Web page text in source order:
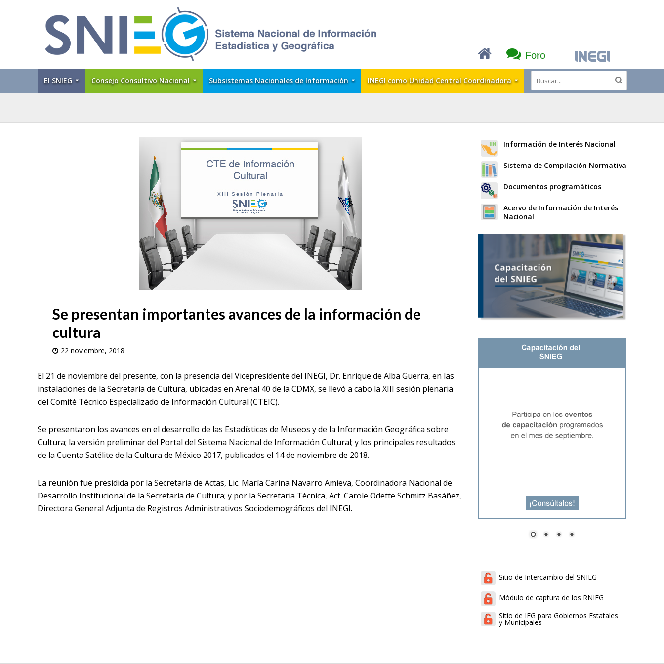
Foro
El SNIEG Consejo Consultivo Nacional Subsistemas Nacionales de Información INEGI como Unidad Central Coordinadora
Se presentan importantes avances de la información de
cultura
22 noviembre, 2018
El 21 de noviembre del presente, con la presencia del Vicepresidente del INEGI, Dr. Enrique de Alba Guerra, en las
instalaciones de la Secretaría de Cultura, ubicadas en Arenal 40 de la CDMX, se llevó a cabo la XIII sesión plenaria
del Comité Técnico Especializado de Información Cultural (CTEIC).
Se presentaron los avances en el desarrollo de las Estadísticas de Museos y de la Información Geográfica sobre
Cultura; la versión preliminar del Portal del Sistema Nacional de Información Cultural; y los principales resultados
de la Cuenta Satélite de la Cultura de México 2017, publicados el 14 de noviembre de 2018.
La reunión fue presidida por la Secretaria de Actas, Lic. María Carina Navarro Amieva, Coordinadora Nacional de
Desarrollo Institucional de la Secretaría de Cultura; y por la Secretaria Técnica, Act. Carole Odette Schmitz Basáñez,
Directora General Adjunta de Registros Administrativos Sociodemográficos del INEGI.
Información de Interés Nacional
Sistema de Compilación Normativa
Documentos programáticos
Acervo de Información de Interés
Nacional
Sitio de Intercambio del SNIEG
Módulo de captura de los RNIEG
Sitio de IEG para Gobiernos Estatales
y Municipales